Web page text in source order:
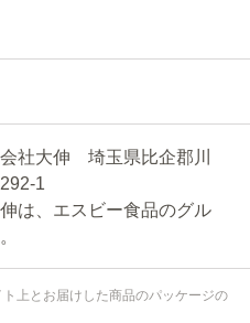
社大伸 埼玉県比企郡川
1
エスビー食品のグル
上とお届けした商品のパッケージの